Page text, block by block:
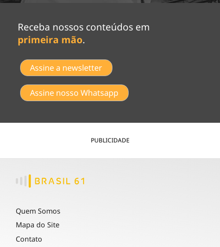
Receba nossos conteúdos em
primeira mão.
Assine a newsletter
Assine nosso Whatsapp
PUBLICIDADE
Quem Somos
Mapa do Site
Contato